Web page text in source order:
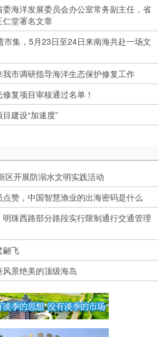
委海洋发展委员会办公室常务副主任，省
堂署名文章
市集，5月23日至24日来南海共赴一场文
市调研指导海洋生态保护修复工作
复项目审核通过名单！
建设“加速度”
区开展防溺水文明实践活动
赞，中国智慧渔业的出海密码是什么
珠西路部分路段实行限制通行交通管理
翩飞
景绝美的顶级海岛